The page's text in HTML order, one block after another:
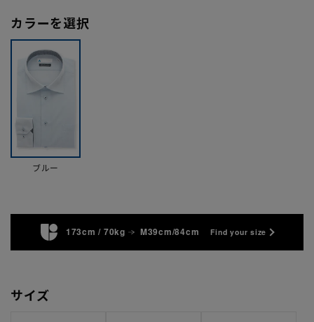
カラーを選択
ブルー
173cm / 70kg M39cm/84cm Find your size
サイズ